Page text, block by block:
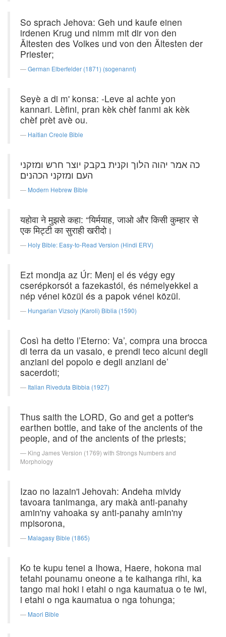
So sprach Jehova: Geh und kaufe einen
irdenen Krug und nimm mit dir von den
Ältesten des Volkes und von den Ältesten der
Priester;
German Elberfelder (1871) (sogenannt)
Seyè a di m' konsa: -Leve al achte yon
kannari. Lèfini, pran kèk chèf fanmi ak kèk
chèf prèt avè ou.
Haitian Creole Bible
כה אמר יהוה הלוך וקנית בקבק יוצר חרש ומזקני
העם ומזקני הכהנים׃
Modern Hebrew Bible
यहोवा ने मुझसे कहा: “यिर्मयाह, जाओ और किसी कुम्हार से
एक मिट्टी का सुराही खरीदो।
Holy Bible: Easy-to-Read Version (Hindi ERV)
Ezt mondja az Úr: Menj el és végy egy
cserépkorsót a fazekastól, és némelyekkel a
nép vénei közül és a papok vénei közül.
Hungarian Vizsoly (Karoli) Biblia (1590)
Così ha detto l’Eterno: Va’, compra una brocca
di terra da un vasaio, e prendi teco alcuni degli
anziani del popolo e degli anziani de’
sacerdoti;
Italian Riveduta Bibbia (1927)
Thus saith the LORD, Go and get a potter's
earthen bottle, and take of the ancients of the
people, and of the ancients of the priests;
King James Version (1769) with Strongs Numbers and
Morphology
Izao no lazain'i Jehovah: Andeha mividy
tavoara tanimanga, ary makà anti-panahy
amin'ny vahoaka sy anti-panahy amin'ny
mpisorona,
Malagasy Bible (1865)
Ko te kupu tenei a Ihowa, Haere, hokona mai
tetahi pounamu oneone a te kaihanga rihi, ka
tango mai hoki i etahi o nga kaumatua o te iwi,
i etahi o nga kaumatua o nga tohunga;
Maori Bible